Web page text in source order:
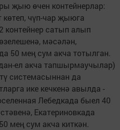
җыю өчен контейнерлар:
көтеп, чүп-чар җыюга
контейнер сатып алып
мәсәлән,
50 мең сум акча тотылган.
ел акча тапшырмаучылар)
системасыннан да
ике кечкенә авылда -
Лебедкада быел 40
Екатериновкада
мең сум акча киткән.